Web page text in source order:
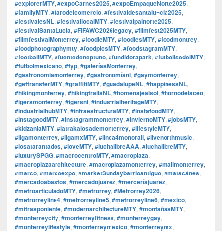
#explorerMTY, #expoCarnes2025, #expoEmpaqueNorte2025,
#familyMTY, #farodelcomercio, #festivaldesantalu¬cia2025,
#festivalesNL, #festivallocalMTY, #festivalpalnorte2025,
#festivalSantaLucia, #FIFAWC2026legacy, #filmfest2025MTY,
#filmfestivalMonterrey, #foodieMTY, #foodiesMTY, #foodmontrey,
#foodphotographymty, #foodpicsMTY, #foodstagramMTY,
#footballMTY, #fuentedeneptuno, #fundidorapark, #futbolisedelMTY,
#futbolmexicano, #fyp, #galeríasMonterrey,
#gastronomiamonterrey, #gastronomíanl, #gaymonterrey,
#gettransferMTY, #graffitiMTY, #guadalupeNL, #happinessNL,
#hikingmonterrey, #hikingtrailsNL, #homenajealsol, #hornodelaceo,
#igersmonterrey, #igersnl, #industrialheritageMTY,
#industrialhubMTY, #infraestructuraMTY, #instafoodMTY,
#instagoodMTY, #instagrammonterrey, #inviernoMTY, #jobsMTY,
#kidzaniaMTY, #latrakalosademonterrey, #lifestyleMTY,
#ligamonterrey, #ligamxMTY, #linea4monorail, #livenorthmusic,
#losatarantados, #loveMTY, #luchalibreAAA, #luchalibreMTY,
#luxurySPGG, #macrocentroMTY, #macroplaza,
#macroplazaarchitecture, #macroplazamonterrey, #mallmonterrey,
#marco, #marcoexpo, #marketSundaybarrioantiguo, #matacánes,
#mercadoabastos, #mercadojuarez, #merceríajuarez,
#metroarticuladoMTY, #metrorrey, #Metrorrey2026,
#metrorreyline4, #metrorreyline5, #metrorreyline6, #mexico,
#mitrasponiente, #modernarchitectureMTY, #montañasMTY,
#monterreycity, #monterreyfitness, #monterreygay,
#monterreylifestyle, #monterreymexico, #monterreymx,